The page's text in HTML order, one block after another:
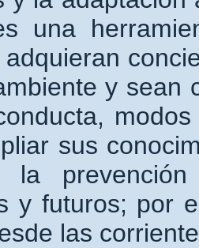
una
adquieran
y sean
sus
la
y futuros; por
las